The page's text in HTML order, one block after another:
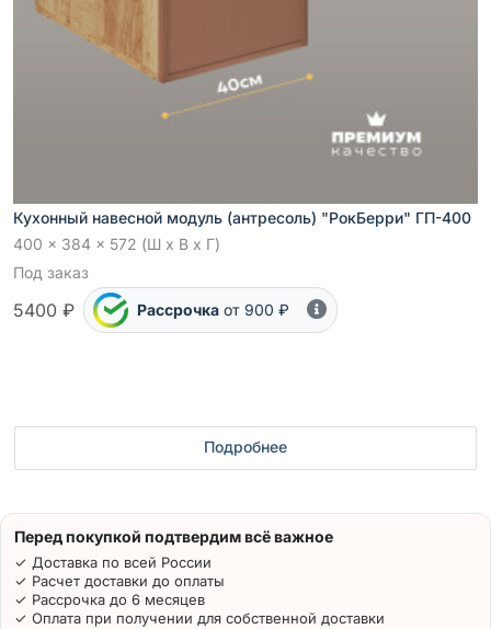
Кухонный навесной модуль (антресоль) "РокБерри" ГП-400
400 x 384 x 572 (Ш x В x Г)
Под заказ
5400 ₽ Рассрочка от 900 ₽
Подробнее
Перед покупкой подтвердим всё важное
✓ Доставка по всей России
✓ Расчет доставки до оплаты
✓ Рассрочка до 6 месяцев
✓ Оплата при получении для собственной доставки